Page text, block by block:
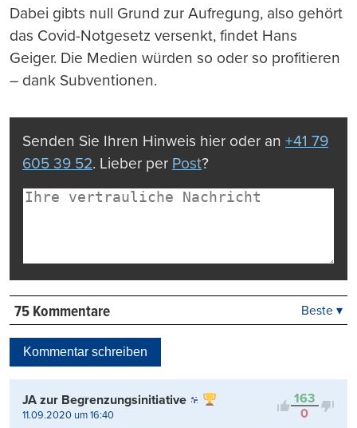
Dabei gibts null Grund zur Aufregung, also gehört
das Covid-Notgesetz versenkt, findet Hans
Geiger. Die Medien würden so oder so profitieren
– dank Subventionen.
Senden Sie Ihren Hinweis hier oder an +41 79
605 39 52. Lieber per Post?
75 Kommentare
Kontrovers
Beste ▾
Kommentar schreiben
163
0
JA zur Begrenzungsinitiative
11.09.2020 um 16:40